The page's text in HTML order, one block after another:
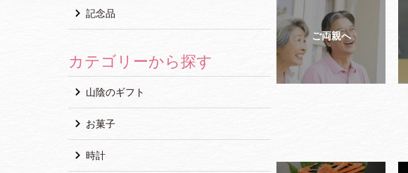
記念品
カテゴリーから探す
山陰のギフト
お菓子
時計
ご両親へ